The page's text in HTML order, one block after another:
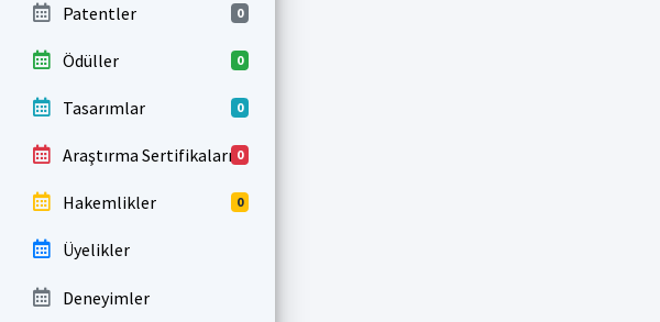
Patentler 0
Ödüller 0
Tasarımlar 0
Araştırma Sertifikaları 0
Hakemlikler 0
Üyelikler
Deneyimler